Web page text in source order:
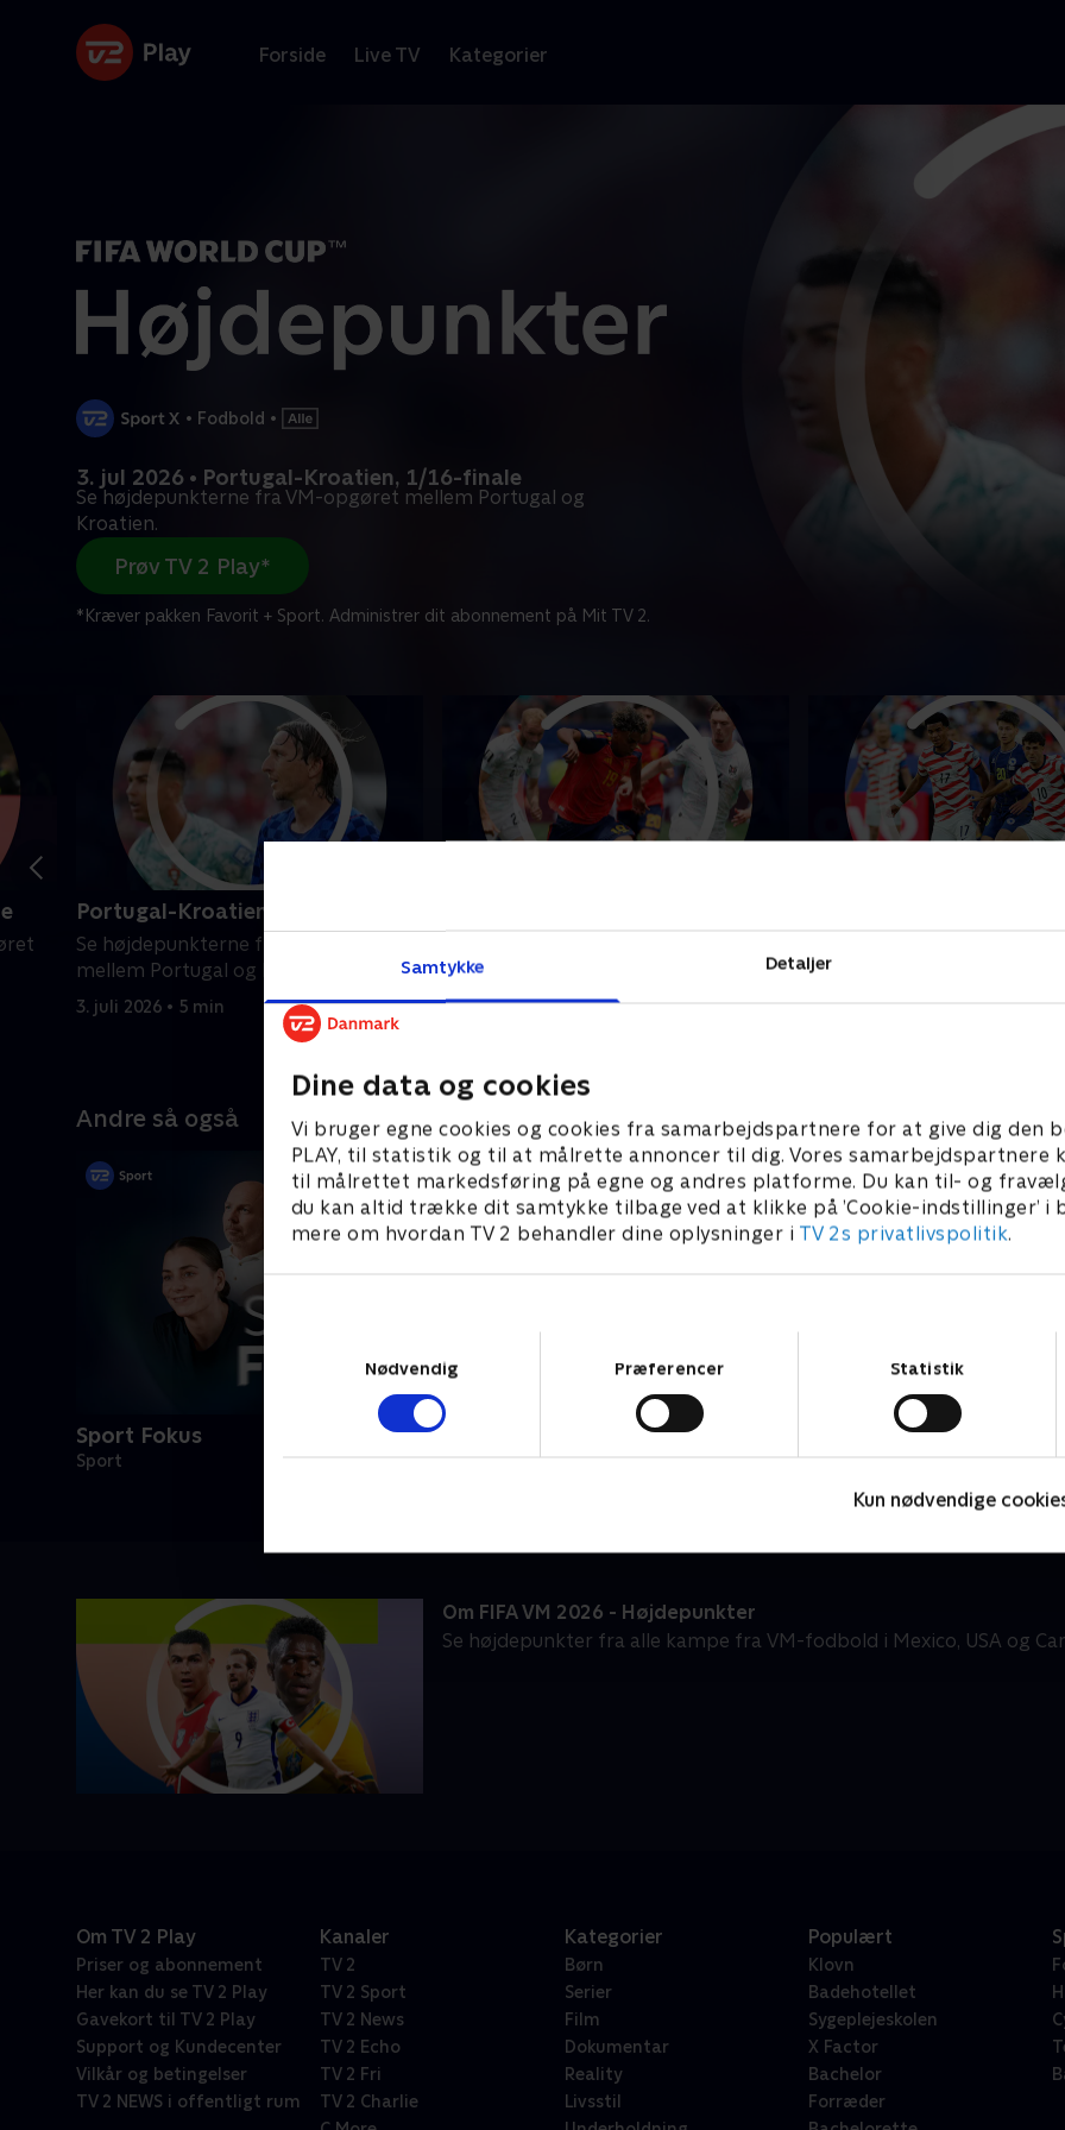
Samtykke Detaljer
Dine data og cookies
Vi bruger egne cookies og cookies fra samarbejdspartnere for at give dig den
PLAY, til statistik og til at målrette annoncer til dig. Vores samarbejdspartnere
til målrettet markedsføring på egne og andres platforme. Du kan til- og
du kan altid trække dit samtykke tilbage ved at klikke på ’Cookie-indstillinger’ i
mere om hvordan TV 2 behandler dine oplysninger i TV 2s privatlivspolitik.
Nødvendig
Præferencer Statistik
Kun nødvendige
Forside Live TV Kategorier
• Fodbold •
3. jul 2026 • Portugal-Kroatien, 1/16-finale
Se højdepunkterne fra VM-opgøret mellem Portugal og
Kroatien.
Prøv TV 2 Play*
*Kræver pakken Favorit + Sport. Administrer dit abonnement på Mit TV 2.
Portugal-Kroatien, 1/16-finale
Se højdepunkterne fra VM-opgøret
mellem Portugal og Kroatien.
3. juli 2026 • 5 min
mellem Spanien og Østrig.
2. juli 2026 • 5 min
Se højdepunkterne fra VM-
Andre så også
Sport Fokus
Sport
Højdepunkter
Om FIFA VM 2026 - Højdepunkter
Se højdepunkter fra alle kampe fra VM-fodbold i Mexico, USA og
Om TV 2 Play
Priser og abonnement
Her kan du se TV 2 Play
Gavekort til TV 2 Play
Support og Kundecenter
Vilkår og betingelser
TV 2 NEWS i offentligt rum
Kanaler
TV 2
TV 2 Sport
TV 2 News
TV 2 Echo
TV 2 Fri
TV 2 Charlie
Kategorier
Børn
Serier
Film
Dokumentar
Reality
Livsstil
Populært
Klovn
Badehotellet
Sygeplejeskolen
X Factor
Bachelor
Forræder